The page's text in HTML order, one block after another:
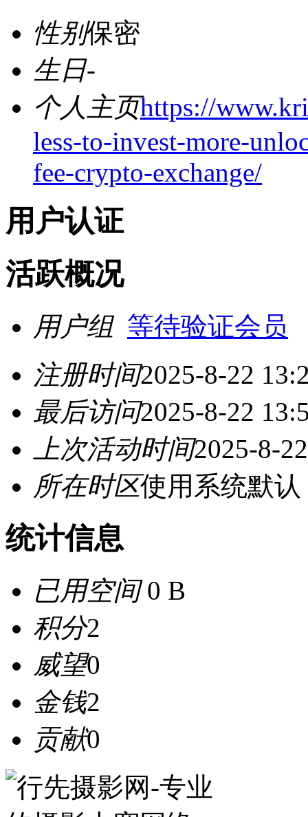
性别保密
生日-
个人主页https://
less-to-invest-more-
fee-crypto-exchange/
用户认证
活跃概况
用户组 等待验证会员
注册时间2025-8-22
最后访问2025-8-22
上次活动时间2025-8-
所在时区使用系统默认
统计信息
已用空间0 B
积分2
威望0
金钱2
贡献0